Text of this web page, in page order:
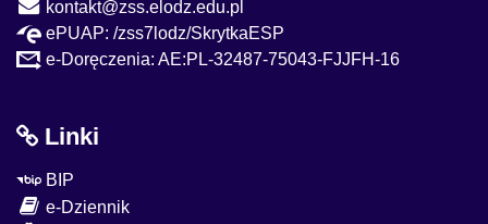
kontakt@zss.elodz.edu.pl
ePUAP: /zss7lodz/SkrytkaESP
e-Doręczenia: AE:PL-32487-75043-FJJFH-16
Linki
BIP
e-Dziennik